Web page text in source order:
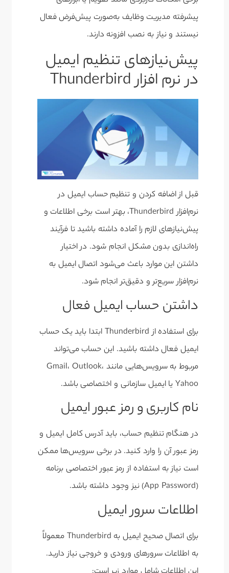
پیشرفته مدیریت وظایف به‌صورت پیش‌فرض فعال
نیستند و نیاز به نصب افزونه دارند.
پیش‌نیازهای تنظیم ایمیل
در نرم افزار Thunderbird
قبل از اضافه کردن و تنظیم حساب ایمیل در
نرم‌افزار Thunderbird، بهتر است برخی اطلاعات و
پیش‌نیازهای لازم را آماده داشته باشید تا فرآیند
راه‌اندازی بدون مشکل انجام شود. در اختیار
داشتن این موارد باعث می‌شود اتصال ایمیل به
نرم‌افزار سریع‌تر و دقیق‌تر انجام شود.
داشتن حساب ایمیل فعال
برای استفاده از Thunderbird ابتدا باید یک حساب
ایمیل فعال داشته باشید. این حساب می‌تواند
مربوط به سرویس‌هایی مانند Gmail، Outlook،
Yahoo یا ایمیل سازمانی و اختصاصی باشد.
نام کاربری و رمز عبور ایمیل
در هنگام تنظیم حساب، باید آدرس کامل ایمیل و
رمز عبور آن را وارد کنید. در برخی سرویس‌ها ممکن
است نیاز به استفاده از رمز عبور اختصاصی برنامه
(App Password) نیز وجود داشته باشد.
اطلاعات سرور ایمیل
برای اتصال صحیح ایمیل به Thunderbird معمولاً
به اطلاعات سرورهای ورودی و خروجی نیاز دارید.